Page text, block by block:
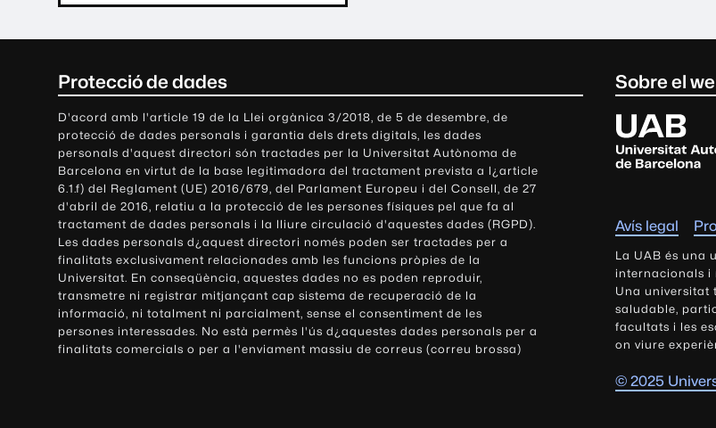
Protecció de dades
D'acord amb l'article 19 de la Llei orgànica 3/2018, de 5 de desembre, de
protecció de dades personals i garantia dels drets digitals, les dades
personals d'aquest directori són tractades per la Universitat Autònoma de
Barcelona en virtut de la base legitimadora del tractament prevista a l¿article
6.1.f) del Reglament (UE) 2016/679, del Parlament Europeu i del Consell, de 27
d'abril de 2016, relatiu a la protecció de les persones físiques pel que fa al
tractament de dades personals i la lliure circulació d'aquestes dades (RGPD).
Les dades personals d¿aquest directori només poden ser tractades per a
finalitats exclusivament relacionades amb les funcions pròpies de la
Universitat. En conseqüència, aquestes dades no es poden reproduir,
transmetre ni registrar mitjançant cap sistema de recuperació de la
informació, ni totalment ni parcialment, sense el consentiment de les
persones interessades. No està permès l'ús d¿aquestes dades personals per a
finalitats comercials o per a l'enviament massiu de correus (correu brossa)
Sobre el
U
n
i
s
i
t
a
t
A
u
t
ò
Avís legal
La UAB és una
internacionals i
Una universitat
saludable,
facultats i les
on viure
© 2025